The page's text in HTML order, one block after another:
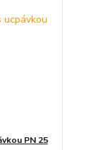
PN 25